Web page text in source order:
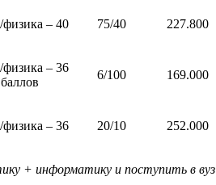
физика – 40 75/40 227.800
физика – 36
баллов
6/100 169.000
физика – 36 20/10 252.000
+ информатику и поступить в вуз